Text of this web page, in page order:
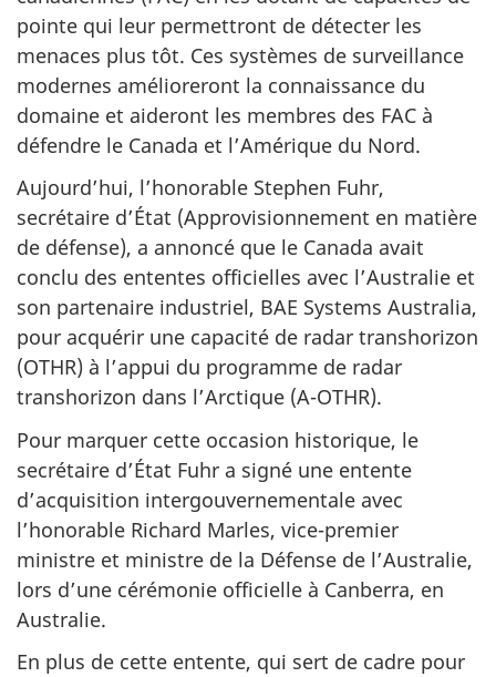
pointe qui leur permettront de détecter les
menaces plus tôt. Ces systèmes de surveillance
modernes amélioreront la connaissance du
domaine et aideront les membres des FAC à
défendre le Canada et l’Amérique du Nord.
Aujourd’hui, l’honorable Stephen Fuhr,
secrétaire d’État (Approvisionnement en matière
de défense), a annoncé que le Canada avait
conclu des ententes officielles avec l’Australie et
son partenaire industriel, BAE Systems Australia,
pour acquérir une capacité de radar transhorizon
(OTHR) à l’appui du programme de radar
transhorizon dans l’Arctique (A-OTHR).
Pour marquer cette occasion historique, le
secrétaire d’État Fuhr a signé une entente
d’acquisition intergouvernementale avec
l’honorable Richard Marles, vice-premier
ministre et ministre de la Défense de l’Australie,
lors d’une cérémonie officielle à Canberra, en
Australie.
En plus de cette entente, qui sert de cadre pour